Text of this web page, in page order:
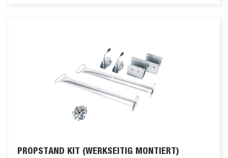
PROPSTAND KIT (WERKSEITIG MONTIERT)